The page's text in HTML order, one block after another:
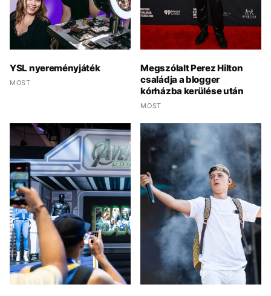
YSL nyereményjáték
MOST
Megszólalt Perez Hilton
családja a blogger
kórházba kerülése után
MOST